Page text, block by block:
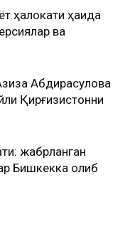
ҳалокати ҳақида
ва
Абдирасулова
Қирғизистонни
жабрланган
Бишкекка олиб